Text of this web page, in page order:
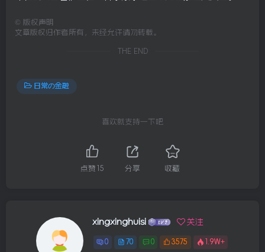
© 版权声明
文章版权归作者所有，未经允许请勿转载。
THE END
日常の金融
喜欢就支持一下吧
点赞 15 分享 收藏
xingxinghuisi 关注
0 70 0 3575 1.9W+